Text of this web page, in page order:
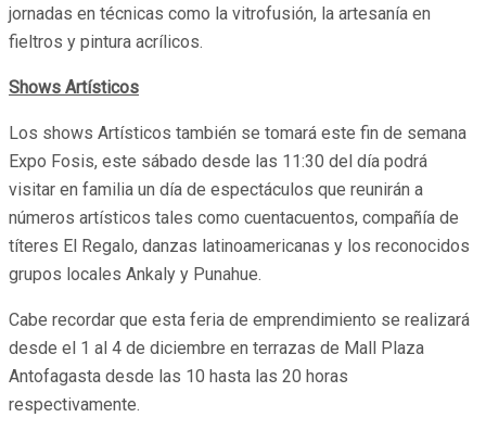
jornadas en técnicas como la vitrofusión, la artesanía en
fieltros y pintura acrílicos.
Shows Artísticos
Los shows Artísticos también se tomará este fin de semana
Expo Fosis, este sábado desde las 11:30 del día podrá
visitar en familia un día de espectáculos que reunirán a
números artísticos tales como cuentacuentos, compañía de
títeres El Regalo, danzas latinoamericanas y los reconocidos
grupos locales Ankaly y Punahue.
Cabe recordar que esta feria de emprendimiento se realizará
desde el 1 al 4 de diciembre en terrazas de Mall Plaza
Antofagasta desde las 10 hasta las 20 horas
respectivamente.